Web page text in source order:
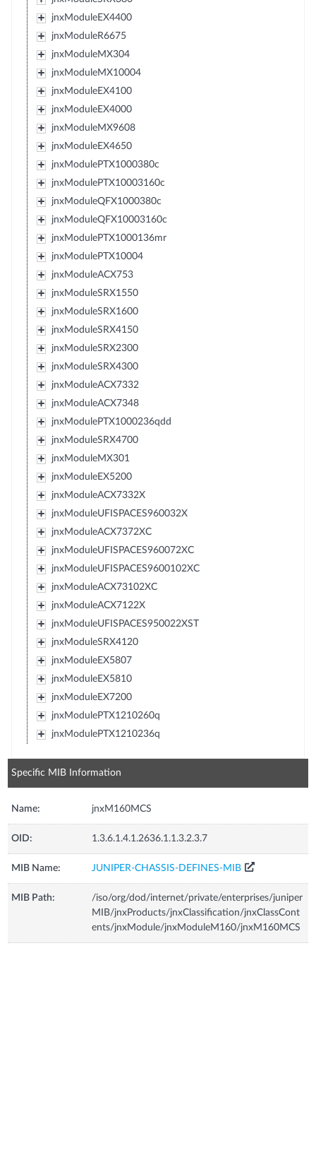
jnxModuleEX4400
jnxModuleR6675
jnxModuleMX304
jnxModuleMX10004
jnxModuleEX4100
jnxModuleEX4000
jnxModuleMX9608
jnxModuleEX4650
jnxModulePTX1000380c
jnxModulePTX10003160c
jnxModuleQFX1000380c
jnxModuleQFX10003160c
jnxModulePTX1000136mr
jnxModulePTX10004
jnxModuleACX753
jnxModuleSRX1550
jnxModuleSRX1600
jnxModuleSRX4150
jnxModuleSRX2300
jnxModuleSRX4300
jnxModuleACX7332
jnxModuleACX7348
jnxModulePTX1000236qdd
jnxModuleSRX4700
jnxModuleMX301
jnxModuleEX5200
jnxModuleACX7332X
jnxModuleUFISPACES960032X
jnxModuleACX7372XC
jnxModuleUFISPACES960072XC
jnxModuleUFISPACES9600102XC
jnxModuleACX73102XC
jnxModuleACX7122X
jnxModuleUFISPACES950022XST
jnxModuleSRX4120
jnxModuleEX5807
jnxModuleEX5810
jnxModuleEX7200
jnxModulePTX1210260q
jnxModulePTX1210236q
Specific MIB Information
Name: jnxM160MCS
OID: 1.3.6.1.4.1.2636.1.1.3.2.3.7
MIB Name: JUNIPER-CHASSIS-DEFINES-MIB
MIB Path:
/iso/org/dod/internet/private/enterprises/juniper
MIB/jnxProducts/jnxClassification/jnxClassCont
ents/jnxModule/jnxModuleM160/jnxM160MCS